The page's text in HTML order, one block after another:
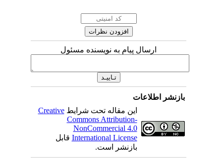
ارسال پیام به نویسنده مسئول
بازنشر اطلاعات
این مقاله تحت شرایطCreative
Commons Attribution-
NonCommercial 4.0
International Licenseقابل
بازنشر است.